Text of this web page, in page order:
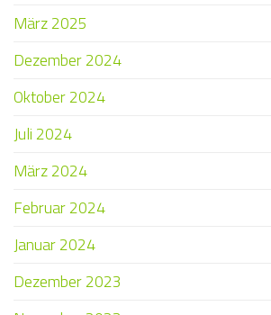
März 2025
Dezember 2024
Oktober 2024
Juli 2024
März 2024
Februar 2024
Januar 2024
Dezember 2023